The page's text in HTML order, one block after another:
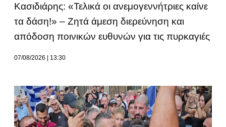
Κασιδιάρης: «Τελικά οι ανεμογεννήτριες καίνε
τα δάση!» – Ζητά άμεση διερεύνηση και
απόδοση ποινικών ευθυνών για τις πυρκαγιές
07/08/2026 13:30